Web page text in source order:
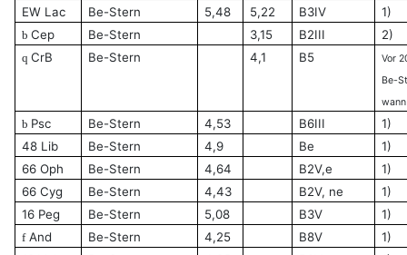
EW Lac
Be-Stern 5,48 5,22 B3IV 1)
bCep Be-Stern 3,15 B2III 2)
qCrB Be-Stern 4,1 B5
Vor
Be-
b Psc Be-Stern 4,53 B6III
1)
48 Lib
Be-Stern 4,9 Be
1)
66 Oph
Be-Stern 4,64 B2V,e
1)
66 Cyg
Be-Stern 4,43 B2V, ne
1)
16 Peg
Be-Stern 5,08 B3V 1)
fAnd Be-Stern 4,25 B8V
1)